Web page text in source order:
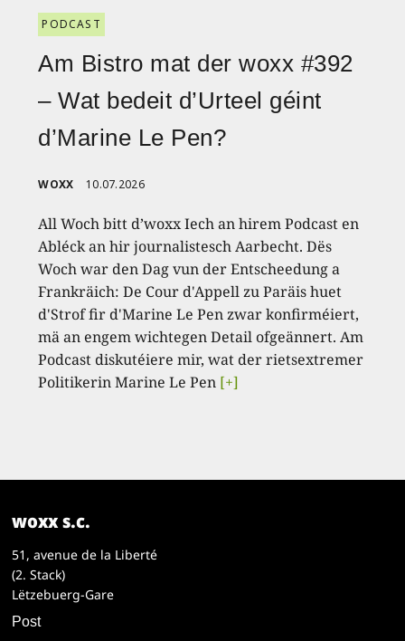
PODCAST
Am Bistro mat der woxx #392
– Wat bedeit d’Urteel géint
d’Marine Le Pen?
WOXX 10.07.2026
All Woch bitt d’woxx Iech an hirem Podcast en
Abléck an hir journalistesch Aarbecht. Dës
Woch war den Dag vun der Entscheedung a
Frankräich: De Cour d'Appell zu Paräis huet
d'Strof fir d'Marine Le Pen zwar konfirméiert,
mä an engem wichtegen Detail ofgeännert. Am
Podcast diskutéiere mir, wat der rietsextremer
Politikerin Marine Le Pen [+]
woxx s.c.
51, avenue de la Liberté
(2. Stack)
Lëtzebuerg-Gare
Post